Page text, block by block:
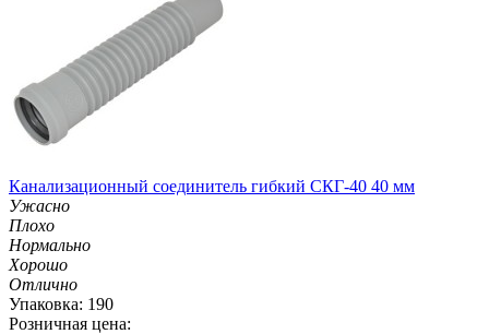
Канализационный соединитель гибкий СКГ-40 40 мм
Ужасно
Плохо
Нормально
Хорошо
Отлично
Упаковка: 190
Розничная цена: